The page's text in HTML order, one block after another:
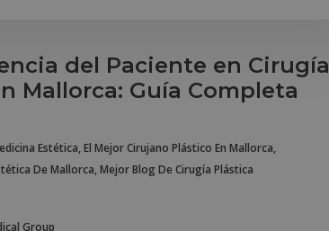
del Paciente en Cirugía
Mallorca: Guía Completa
Estética,El Mejor Cirujano Plástico En Mallorca,
De Mallorca,Mejor Blog De Cirugía Plástica
Group